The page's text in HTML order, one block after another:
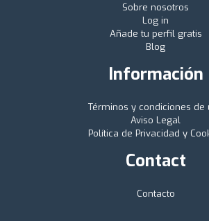
Sobre nosotros
Log in
Añade tu perfil gratis
Blog
Información
Términos y condiciones de
Aviso Legal
Política de Privacidad y
Contact
Contacto